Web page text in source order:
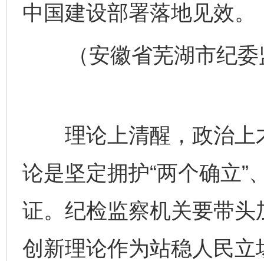
中国建设部署落地见效。
（安徽省芜湖市纪委
理论上清醒，政治上
论是坚定拥护“两个确立”
证。纪检监察机关要带
创新理论作为站稳人民